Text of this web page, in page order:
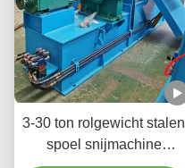
3-30 ton rolgewicht stalen
spoel snijmachine